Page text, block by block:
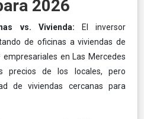
2026
vs. Vivienda: El inversor
de oficinas a viviendas de
empresariales en Las Mercedes
precios de los locales, pero
de viviendas cercanas para